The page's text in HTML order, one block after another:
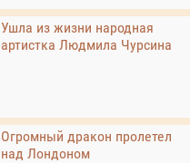
Ушла из жизни народная
артистка Людмила Чурсина
Огромный дракон пролетел
над Лондоном